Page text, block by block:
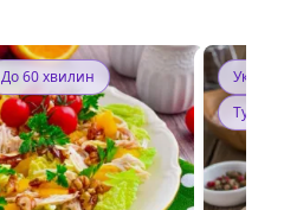
До 60 хвилин